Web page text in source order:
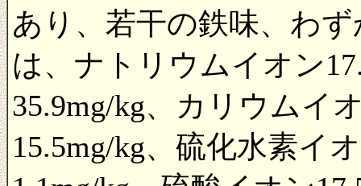
あり、若干の鉄味、わ
は、ナトリウムイオン
35.9mg/kg、カリウムイ
15.5mg/kg、硫化水素イ